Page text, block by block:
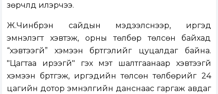
зөрчлүүд илэрчээ.
Ж.Чинбүрэн сайдын мэдээлснээр, иргэд
эмнэлэгт хэвтэж, орны төлбөр төлсөн байхад
“хэвтээгүй” хэмээн бүртгэлийг цуцалдаг байна.
"Цагтаа ирээгүй" гэх мэт шалтгаанаар хэвтээгүй
хэмээн бүртгэж, иргэдийн төлсөн төлбөрийг 24
цагийн дотор эмнэлгийн данснаас гаргаж авдаг